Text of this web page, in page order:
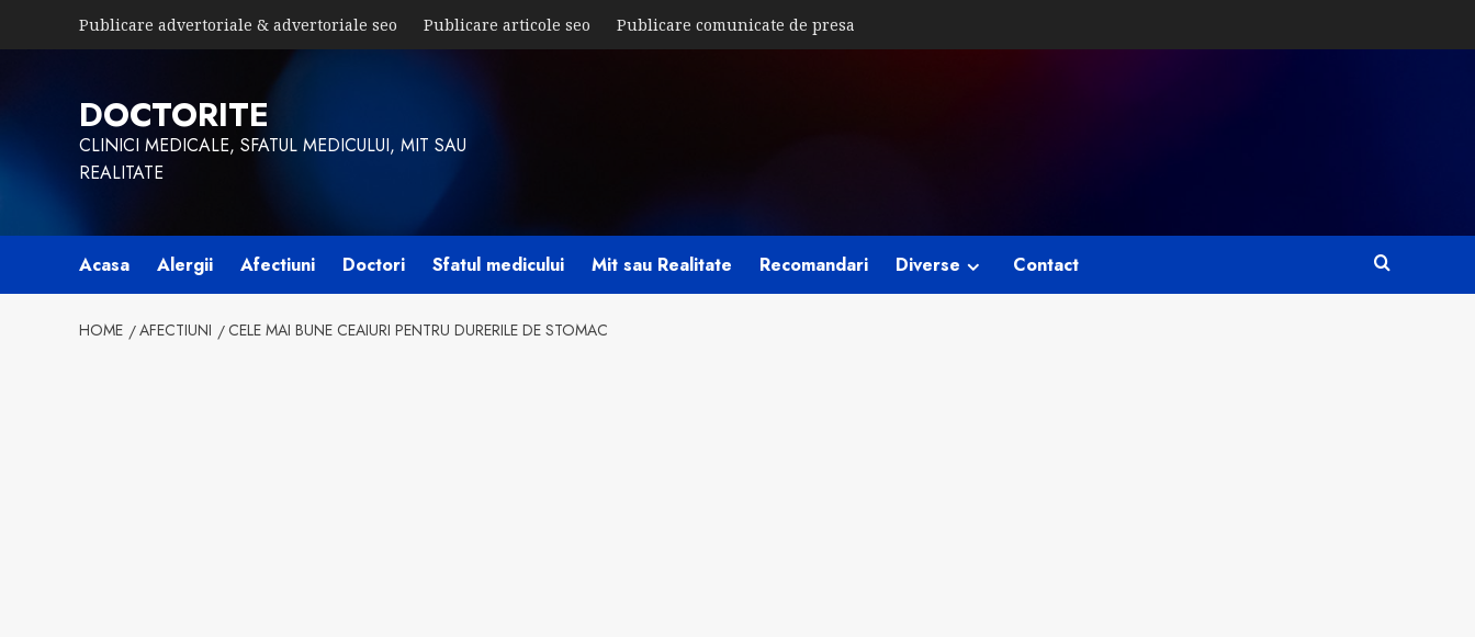
Publicare advertoriale & advertoriale seo Publicare articole seo Publicare comunicate de presa
DOCTORITE
CLINICI MEDICALE, SFATUL MEDICULUI, MIT SAU
REALITATE
Acasa Alergii Afectiuni Doctori Sfatul medicului Mit sau Realitate Recomandari Diverse Contact
HOME AFECTIUNI CELE MAI BUNE CEAIURI PENTRU DURERILE DE STOMAC